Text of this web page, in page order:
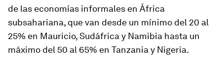
de las economías informales en África
subsahariana, que van desde un mínimo del 20 al
25% en Mauricio, Sudáfrica y Namibia hasta un
máximo del 50 al 65% en Tanzania y Nigeria.